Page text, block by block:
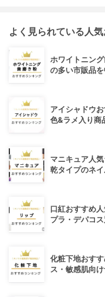
よく見られている人
ホワイトニン
の多い市販品
アイシャドウ
色&ラメ入り商
マニキュア人
乾タイプのネ
口紅おすすめ
プラ・デパコス
化粧下地おす
ス・敏感肌向